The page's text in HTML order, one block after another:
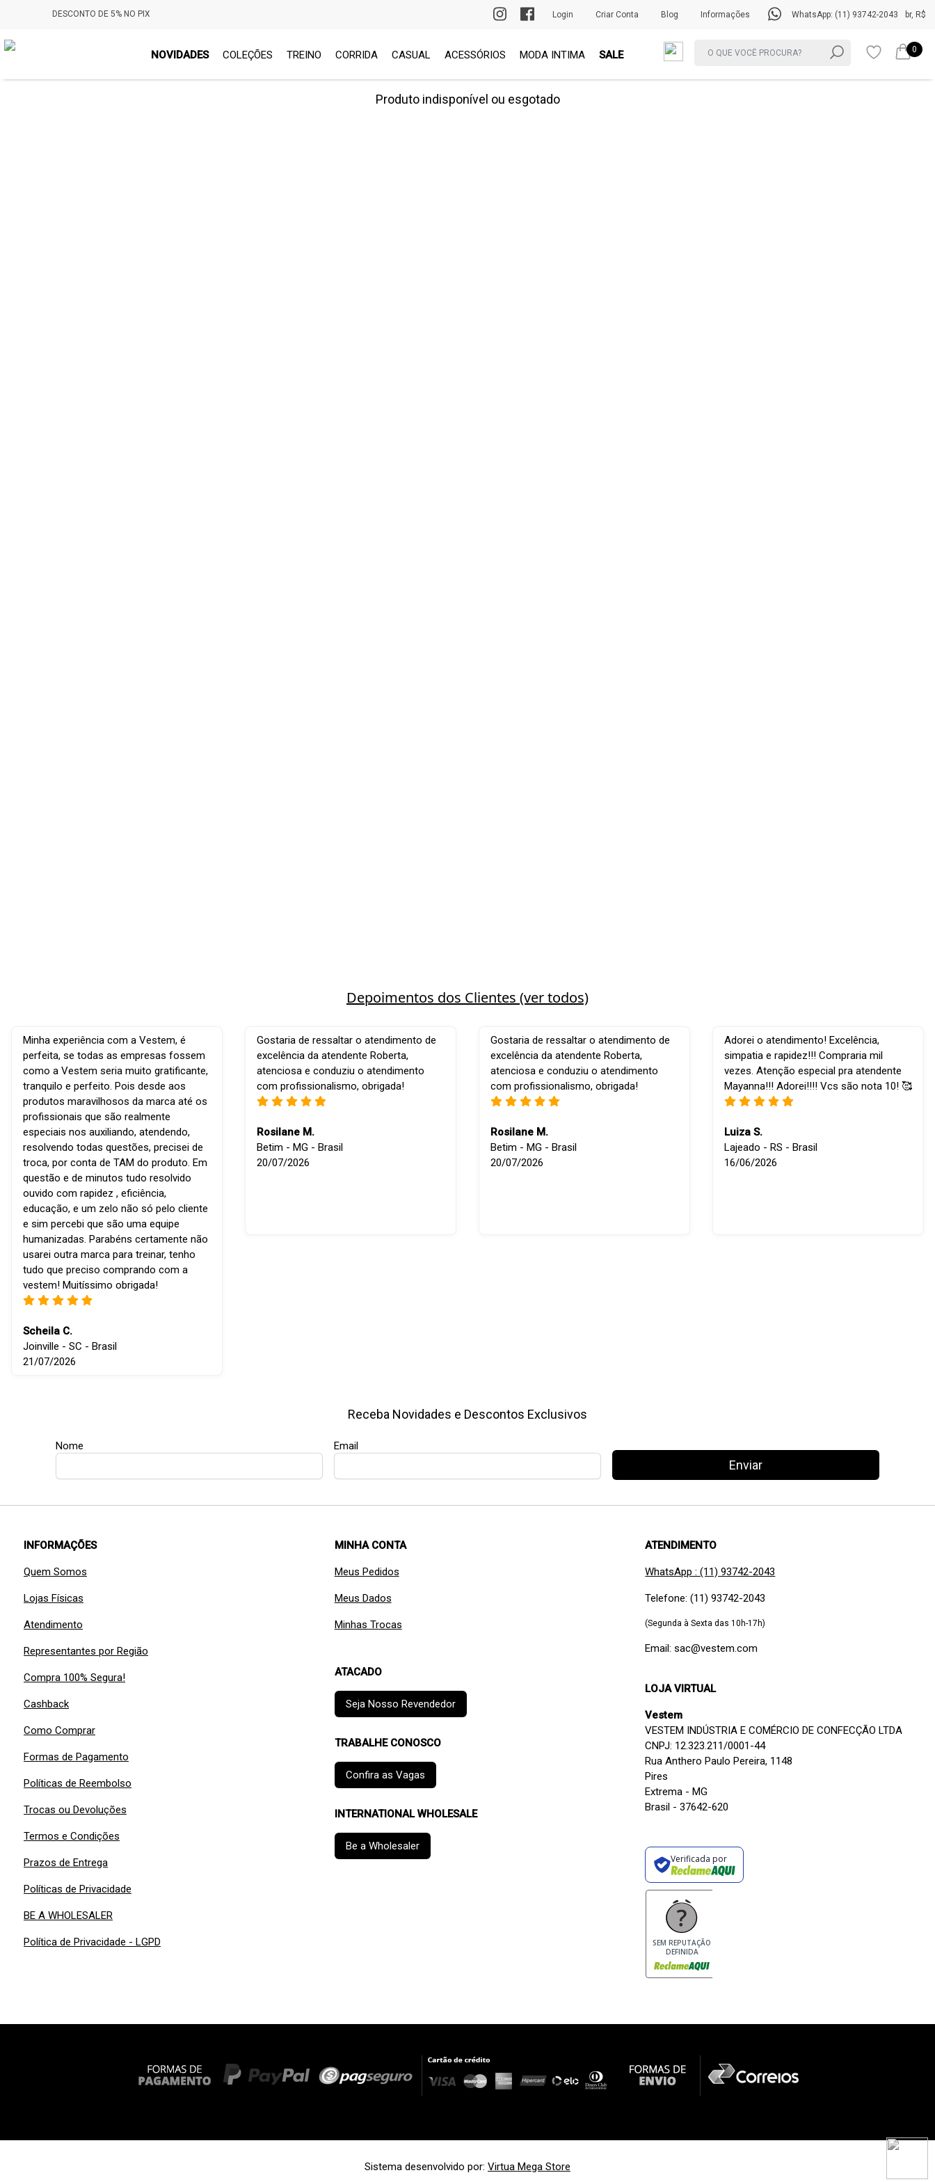
DESCONTO DE 5% NO PIX PRIMEIRA TROCA GRÁTIS br, R$
WhatsApp: (11) 93742-2043
Informações
Blog
Criar Conta
Login
NOVIDADES COLEÇÕES TREINO CORRIDA CASUAL ACESSÓRIOS MODA INTIMA SALE 0
Produto indisponível ou esgotado
Depoimentos dos Clientes (ver todos)
Minha experiência com a Vestem, é
perfeita, se todas as empresas fossem
como a Vestem seria muito gratificante,
tranquilo e perfeito. Pois desde aos
produtos maravilhosos da marca até os
profissionais que são realmente
especiais nos auxiliando, atendendo,
resolvendo todas questões, precisei de
troca, por conta de TAM do produto. Em
questão e de minutos tudo resolvido
ouvido com rapidez , eficiência,
educação, e um zelo não só pelo cliente
e sim percebi que são uma equipe
humanizadas. Parabéns certamente não
usarei outra marca para treinar, tenho
tudo que preciso comprando com a
vestem! Muitíssimo obrigada!
Scheila C.
Joinville - SC - Brasil
21/07/2026
Gostaria de ressaltar o atendimento de
excelência da atendente Roberta,
atenciosa e conduziu o atendimento
com profissionalismo, obrigada!
Rosilane M.
Betim - MG - Brasil
20/07/2026
Gostaria de ressaltar o atendimento de
excelência da atendente Roberta,
atenciosa e conduziu o atendimento
com profissionalismo, obrigada!
Rosilane M.
Betim - MG - Brasil
20/07/2026
Adorei o atendimento! Excelência,
simpatia e rapidez!!! Compraria mil
vezes. Atenção especial pra atendente
Mayanna!!! Adorei!!!! Vcs são nota 10! 🥰
Luiza S.
Lajeado - RS - Brasil
16/06/2026
Receba Novidades e Descontos Exclusivos
Nome Email
Enviar
INFORMAÇÕES
Quem Somos
Lojas Físicas
Atendimento
Representantes por Região
Compra 100% Segura!
Cashback
Como Comprar
Formas de Pagamento
Políticas de Reembolso
Trocas ou Devoluções
Termos e Condições
Prazos de Entrega
Políticas de Privacidade
BE A WHOLESALER
Política de Privacidade - LGPD
MINHA CONTA
Meus Pedidos
Meus Dados
Minhas Trocas
ATACADO
Seja Nosso Revendedor
TRABALHE CONOSCO
Confira as Vagas
INTERNATIONAL WHOLESALE
Be a Wholesaler
ATENDIMENTO
WhatsApp : (11) 93742-2043
Telefone: (11) 93742-2043
(Segunda à Sexta das 10h-17h)
Email: sac@vestem.com
LOJA VIRTUAL
Vestem
VESTEM INDÚSTRIA E COMÉRCIO DE CONFECÇÃO LTDA
CNPJ: 12.323.211/0001-44
Rua Anthero Paulo Pereira, 1148
Pires
Extrema - MG
Brasil - 37642-620
Verificada por
SEM REPUTAÇÃO
DEFINIDA
Sistema desenvolvido por: Virtua Mega Store